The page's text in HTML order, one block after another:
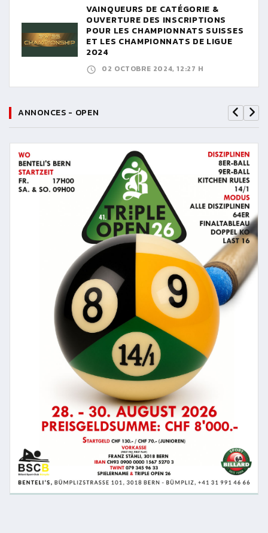
VAINQUEURS DE CATÉGORIE &
OUVERTURE DES INSCRIPTIONS
POUR LES CHAMPIONNATS SUISSES
ET LES CHAMPIONNATS DE LIGUE
2024
02 OCTOBRE 2024, 12:27 H
ANNONCES - OPEN